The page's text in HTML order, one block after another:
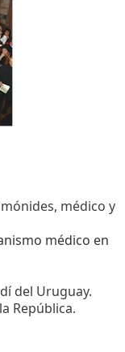
médico y
médico en
del Uruguay.
República.